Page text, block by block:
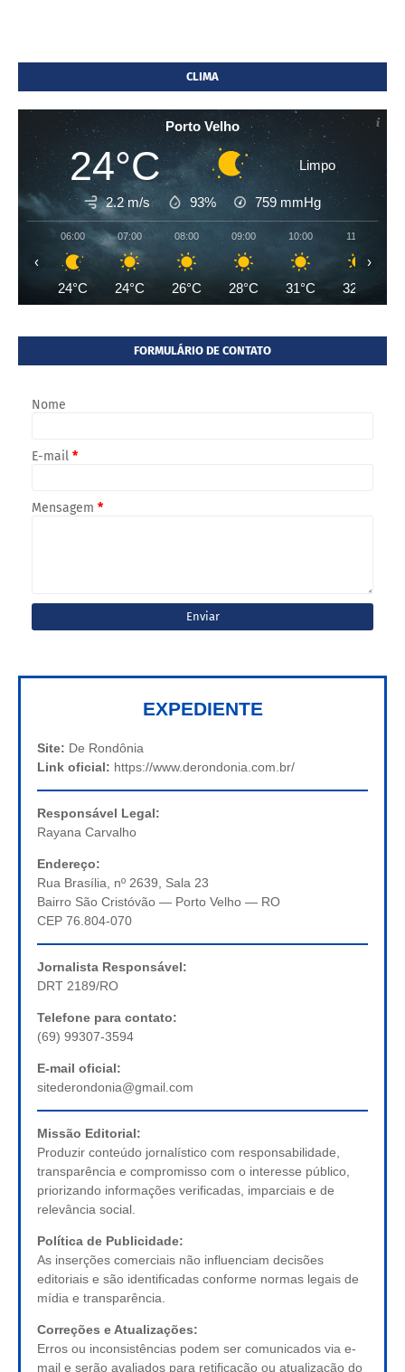
CLIMA
Porto Velho
24°C Limpo
2.2 m/s 93% 759 mmHg
06:00
24°C
07:00
24°C
08:00
26°C
09:00
28°C
10:00
31°C
11:00
32°C
‹ ›
FORMULÁRIO DE CONTATO
Nome
E-mail *
Mensagem *
EXPEDIENTE
Site: De Rondônia
Link oficial: https://www.derondonia.com.br/
Responsável Legal:
Rayana Carvalho
Endereço:
Rua Brasília, nº 2639, Sala 23
Bairro São Cristóvão — Porto Velho — RO
CEP 76.804-070
Jornalista Responsável:
DRT 2189/RO
Telefone para contato:
(69) 99307-3594
E-mail oficial:
sitederondonia@gmail.com
Missão Editorial:
Produzir conteúdo jornalístico com responsabilidade,
transparência e compromisso com o interesse público,
priorizando informações verificadas, imparciais e de
relevância social.
Política de Publicidade:
As inserções comerciais não influenciam decisões
editoriais e são identificadas conforme normas legais de
mídia e transparência.
Correções e Atualizações:
Erros ou inconsistências podem ser comunicados via e-
mail e serão avaliados para retificação ou atualização do